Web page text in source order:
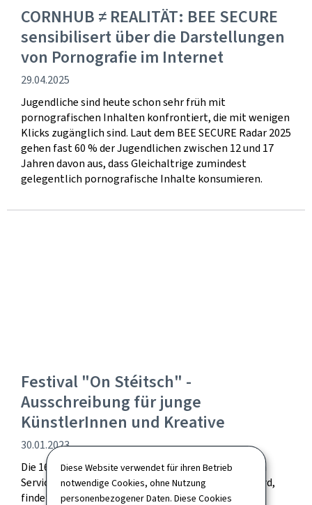
Diese Website verwendet für ihren Betrieb
notwendige Cookies, ohne Nutzung
personenbezogener Daten. Diese Cookies
CORNHUB ≠ REALITÄT: BEE SECURE
sensibilisert über die Darstellungen
von Pornografie im Internet
Veröffentlichung
29.04.2025
Jugendliche sind heute schon sehr früh mit
pornografischen Inhalten konfrontiert, die mit wenigen
Klicks zugänglich sind. Laut dem BEE SECURE Radar 2025
gehen fast 60 % der Jugendlichen zwischen 12 und 17
Jahren davon aus, dass Gleichaltrige zumindest
gelegentlich pornografische Inhalte konsumieren.
Festival "On Stéitsch" -
Ausschreibung für junge
KünstlerInnen und Kreative
Veröffentlichung
30.01.2023
Die 16. Ausgabe des Festivals "On Stéitsch", das vom
Service national de la jeunesse (SNJ) organisiert wird,
findet am 23. September 2023 auf dem Gelände der